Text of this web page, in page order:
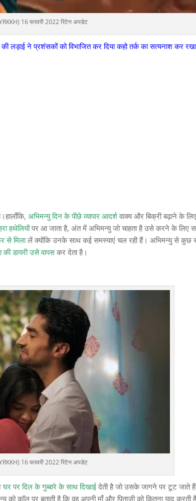
16 फरवरी 2022 रिटेन अपडेट
लड़ाई ने प्रशंसकों को विभाजित कर दिया कहो तर्क का सत्यनाश कर
अभिमन्यु दिन के पीछे व्यापार आदर्श वाक्य और बिक्री बढ़ाने के
हथेलियोंपर आ जाता है, अंत में अभिमन्यु जो चाहता है उसे करने के लिए
से मिलालें क्योंकि उनके साथ कई समस्याएं चल रही हैं। अभिमन्यु से कुछ
की डायरी उसे वापसकर देता है।
16 फरवरी 2022 रिटेन अपडेट
घर पर दिल के गुब्बारे के साथ दिखाई देती है जो उसके जागने पर टूट जाते
को कॉल पर बताती है कि वह अपनी माँ और पिताजी को कितना याद करती